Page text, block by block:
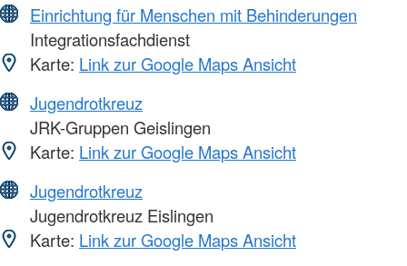
Einrichtung für Menschen mit Behinderungen
Integrationsfachdienst
Karte: Link zur Google Maps Ansicht
Jugendrotkreuz
JRK-Gruppen Geislingen
Karte: Link zur Google Maps Ansicht
Jugendrotkreuz
Jugendrotkreuz Eislingen
Karte: Link zur Google Maps Ansicht